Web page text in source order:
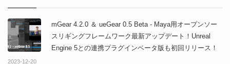
mGear 4.2.0 ＆ ueGear 0.5 Beta - Maya用オープンソー
スリギングフレームワーク最新アップデート！Unreal
Engine 5との連携プラグインベータ版も初回リリース！
2023-12-20